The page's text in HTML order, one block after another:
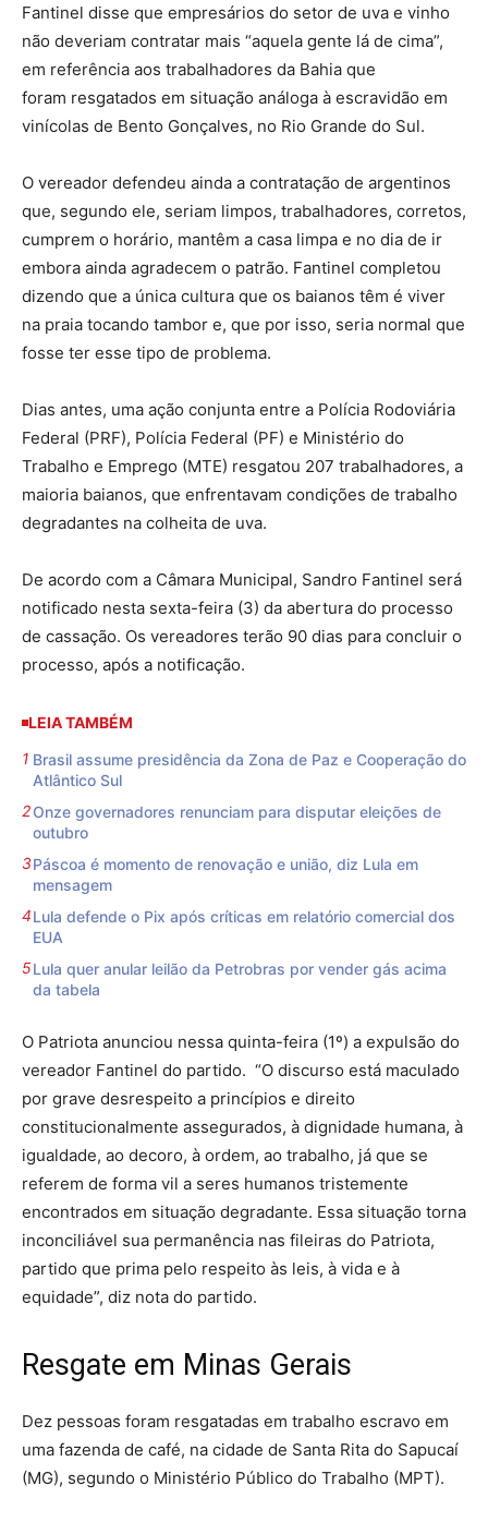
Fantinel disse que empresários do setor de uva e vinho
não deveriam contratar mais “aquela gente lá de cima”,
em referência aos trabalhadores da Bahia que
foram resgatados em situação análoga à escravidão em
vinícolas de Bento Gonçalves, no Rio Grande do Sul.
O vereador defendeu ainda a contratação de argentinos
que, segundo ele, seriam limpos, trabalhadores, corretos,
cumprem o horário, mantêm a casa limpa e no dia de ir
embora ainda agradecem o patrão. Fantinel completou
dizendo que a única cultura que os baianos têm é viver
na praia tocando tambor e, que por isso, seria normal que
fosse ter esse tipo de problema.
Dias antes, uma ação conjunta entre a Polícia Rodoviária
Federal (PRF), Polícia Federal (PF) e Ministério do
Trabalho e Emprego (MTE) resgatou 207 trabalhadores, a
maioria baianos, que enfrentavam condições de trabalho
degradantes na colheita de uva.
De acordo com a Câmara Municipal, Sandro Fantinel será
notificado nesta sexta-feira (3) da abertura do processo
de cassação. Os vereadores terão 90 dias para concluir o
processo, após a notificação.
LEIA TAMBÉM
Brasil assume presidência da Zona de Paz e Cooperação do
Atlântico Sul
Onze governadores renunciam para disputar eleições de
outubro
Páscoa é momento de renovação e união, diz Lula em
mensagem
Lula defende o Pix após críticas em relatório comercial dos
EUA
Lula quer anular leilão da Petrobras por vender gás acima
da tabela
O Patriota anunciou nessa quinta-feira (1º) a expulsão do
vereador Fantinel do partido. “O discurso está maculado
por grave desrespeito a princípios e direito
constitucionalmente assegurados, à dignidade humana, à
igualdade, ao decoro, à ordem, ao trabalho, já que se
referem de forma vil a seres humanos tristemente
encontrados em situação degradante. Essa situação torna
inconciliável sua permanência nas fileiras do Patriota,
partido que prima pelo respeito às leis, à vida e à
equidade”, diz nota do partido.
Resgate em Minas Gerais
Dez pessoas foram resgatadas em trabalho escravo em
uma fazenda de café, na cidade de Santa Rita do Sapucaí
(MG), segundo o Ministério Público do Trabalho (MPT).